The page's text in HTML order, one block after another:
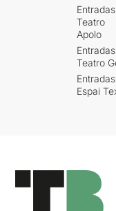
Entradas
Teatro
Apolo
Entradas
Teatro
Entradas
Espai